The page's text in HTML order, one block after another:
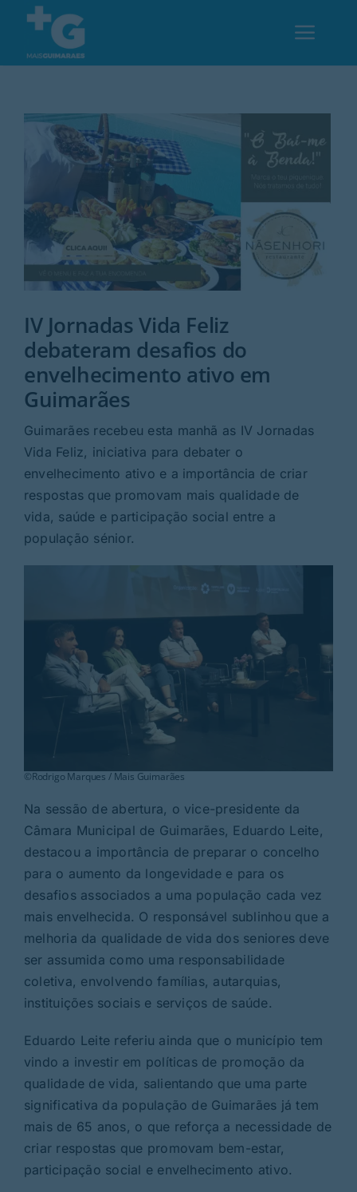
content
Desporto
Rubricas
Revista
Search
IV Jornadas Vida Feliz
debateram desafios do
envelhecimento ativo em
Guimarães
Guimarães recebeu esta manhã as IV Jornadas
Vida Feliz, iniciativa para debater o
envelhecimento ativo e a importância de criar
respostas que promovam mais qualidade de
vida, saúde e participação social entre a
população sénior.
©Rodrigo Marques / Mais Guimarães
Na sessão de abertura, o vice-presidente da
Câmara Municipal de Guimarães, Eduardo Leite,
destacou a importância de preparar o concelho
para o aumento da longevidade e para os
desafios associados a uma população cada vez
mais envelhecida. O responsável sublinhou que a
melhoria da qualidade de vida dos seniores deve
ser assumida como uma responsabilidade
coletiva, envolvendo famílias, autarquias,
instituições sociais e serviços de saúde.
Eduardo Leite referiu ainda que o município tem
vindo a investir em políticas de promoção da
qualidade de vida, salientando que uma parte
significativa da população de Guimarães já tem
mais de 65 anos, o que reforça a necessidade de
criar respostas que promovam bem-estar,
participação social e envelhecimento ativo.